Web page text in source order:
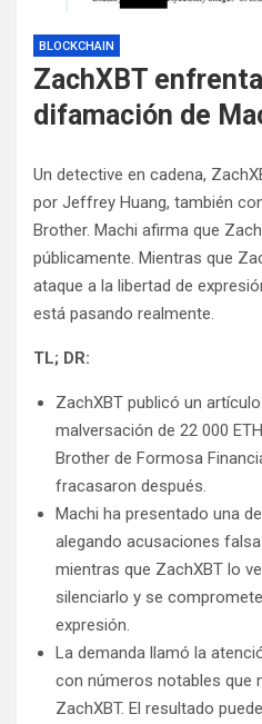
BLOCKCHAIN
ZachXBT
difamación de
Un detective en cadena,
por Jeffrey Huang, también
Brother. Machi afirma que
públicamente. Mientras que
ataque a la libertad de
está pasando realmente.
TL; DR:
ZachXBT publicó un
malversación de 22 000
Brother de Formosa
fracasaron después.
Machi ha presentado una
alegando acusaciones
mientras que ZachXBT lo
silenciarlo y se
expresión.
La demanda llamó la
con números notables que
ZachXBT. El resultado